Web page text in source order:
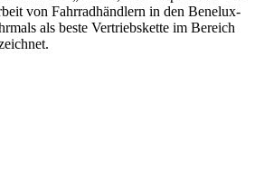
von Fahrradhändlern in den Benelux-
als beste Vertriebskette im Bereich